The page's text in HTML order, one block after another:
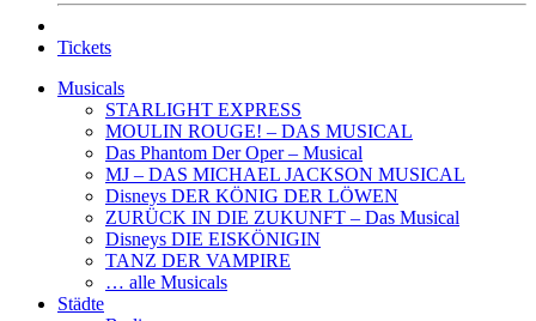
Tickets
Musicals
STARLIGHT EXPRESS
MOULIN ROUGE! – DAS MUSICAL
Das Phantom Der Oper – Musical
MJ – DAS MICHAEL JACKSON MUSICAL
Disneys DER KÖNIG DER LÖWEN
ZURÜCK IN DIE ZUKUNFT – Das Musical
Disneys DIE EISKÖNIGIN
TANZ DER VAMPIRE
… alle Musicals
Städte